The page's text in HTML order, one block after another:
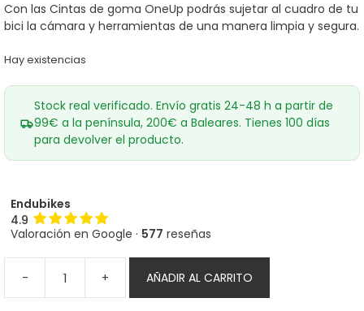
Con las Cintas de goma OneUp podrás sujetar al cuadro de tu
bici la cámara y herramientas de una manera limpia y segura.
Hay existencias
Stock real verificado. Envío gratis 24-48 h a partir de
99€ a la península, 200€ a Baleares. Tienes 100 días
para devolver el producto.
Endubikes
4.9
Valoración en Google · 577 reseñas
-
Cintas
de
+ AÑADIR AL CARRITO